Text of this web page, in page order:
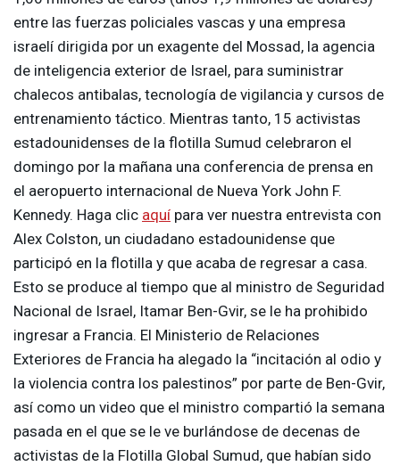
entre las fuerzas policiales vascas y una empresa
israelí dirigida por un exagente del Mossad, la agencia
de inteligencia exterior de Israel, para suministrar
chalecos antibalas, tecnología de vigilancia y cursos de
entrenamiento táctico. Mientras tanto, 15 activistas
estadounidenses de la flotilla Sumud celebraron el
domingo por la mañana una conferencia de prensa en
el aeropuerto internacional de Nueva York John F.
Kennedy. Haga clic aquí para ver nuestra entrevista con
Alex Colston, un ciudadano estadounidense que
participó en la flotilla y que acaba de regresar a casa.
Esto se produce al tiempo que al ministro de Seguridad
Nacional de Israel, Itamar Ben-Gvir, se le ha prohibido
ingresar a Francia. El Ministerio de Relaciones
Exteriores de Francia ha alegado la “incitación al odio y
la violencia contra los palestinos” por parte de Ben-Gvir,
así como un video que el ministro compartió la semana
pasada en el que se le ve burlándose de decenas de
activistas de la Flotilla Global Sumud, que habían sido